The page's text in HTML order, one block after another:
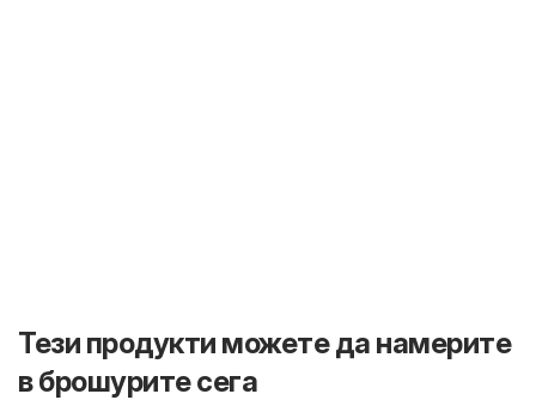
Тези продукти можете да намерите
в брошурите сега